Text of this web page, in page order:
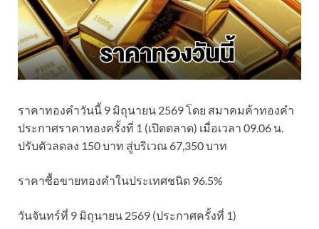
ราคาทองคำวันนี้ 9 มิถุนายน 2569 โดย สมาคมค้าทองคำ
ประกาศราคาทองครั้งที่ 1 (เปิดตลาด) เมื่อเวลา 09.06 น.
ปรับตัวลดลง 150 บาท สู่บริเวณ 67,350 บาท
ราคาซื้อขายทองคําในประเทศชนิด 96.5%
วันจันทร์ที่ 9 มิถุนายน 2569 (ประกาศครั้งที่ 1)